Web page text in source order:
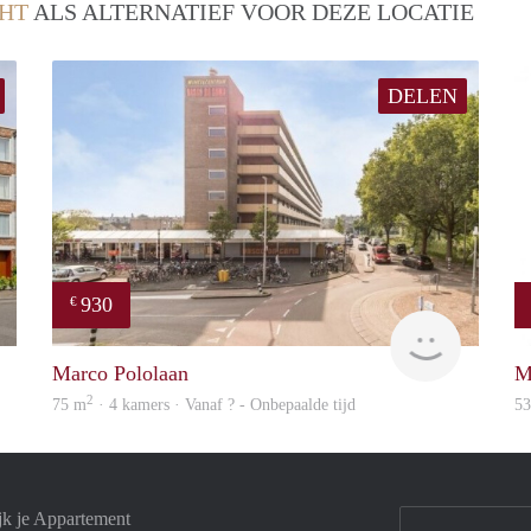
ALS ALTERNATIEF VOOR DEZE LOCATIE
DELEN
€ 930
finder
Marco Pololaan
75 m2 · 4 kamers · Vanaf ? - Onbepaalde tijd
je Appartement